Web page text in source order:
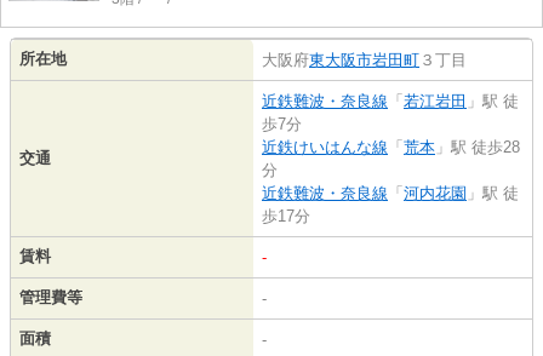
所在地 大阪府東大阪市岩田町 ３丁目
交通
近鉄難波・奈良線 「 若江岩田 」駅 徒
歩7分
近鉄けいはんな線 「 荒本 」駅 徒歩28
分
近鉄難波・奈良線 「 河内花園 」駅 徒
歩17分
賃料 -
管理費等 -
面積 -